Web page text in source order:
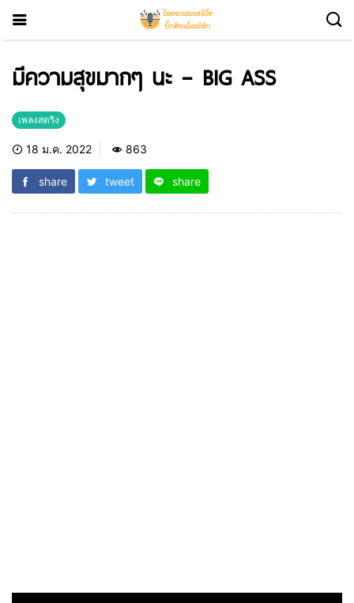
มีความสุขมากๆ นะ – BIG ASS
เพลงสตริง
18 ม.ค. 2022 863
share tweet share